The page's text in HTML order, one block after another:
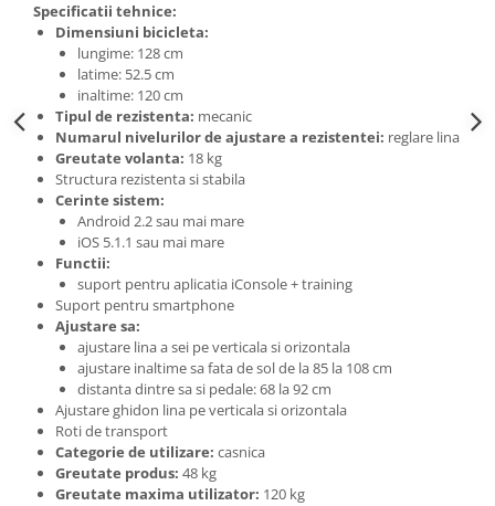
Specificatii tehnice:
Dimensiuni bicicleta:
lungime: 128 cm
latime: 52.5 cm
inaltime: 120 cm
Tipul de rezistenta: mecanic
Numarul nivelurilor de ajustare a rezistentei: reglare lina
Greutate volanta: 18 kg
Structura rezistenta si stabila
Cerinte sistem:
Android 2.2 sau mai mare
iOS 5.1.1 sau mai mare
Functii:
suport pentru aplicatia iConsole + training
Suport pentru smartphone
Ajustare sa:
ajustare lina a sei pe verticala si orizontala
ajustare inaltime sa fata de sol de la 85 la 108 cm
distanta dintre sa si pedale: 68 la 92 cm
Ajustare ghidon lina pe verticala si orizontala
Roti de transport
Categorie de utilizare: casnica
Greutate produs: 48 kg
Greutate maxima utilizator: 120 kg